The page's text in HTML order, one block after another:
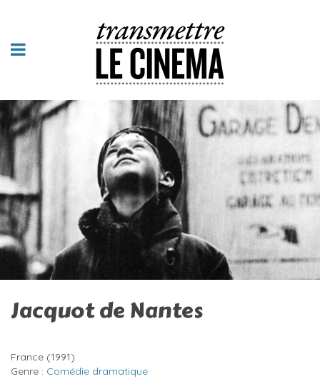
Jacquot de Nantes
France (1991)
Genre : Comédie dramatique